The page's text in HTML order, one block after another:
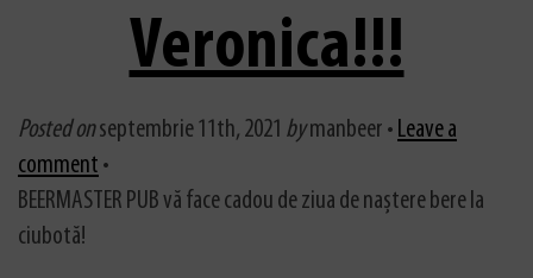
Veronica!!!
Posted onseptembrie 11th, 2021 bymanbeer • Leave a
comment •
BEERMASTER PUB vă face cadou de ziua de naștere bere la
ciubotă!